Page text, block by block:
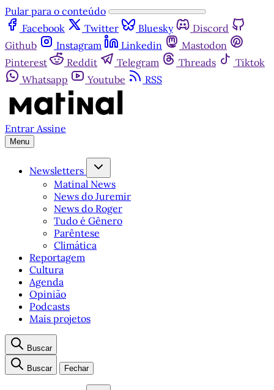
Pular para o conteúdo
Facebook
Twitter Bluesky
Discord
Github
Instagram Linkedin
Mastodon
Pinterest
Reddit Telegram Threads
Tiktok
Whatsapp
Youtube RSS
Entrar Assine
Menu
Newsletters
Matinal News
News do Juremir
News do Roger
Tudo é Gênero
Parêntese
Climática
Reportagem
Cultura
Agenda
Opinião
Podcasts
Mais projetos
Buscar
Buscar Fechar